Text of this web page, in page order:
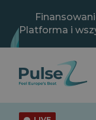
głównej
treści
Platforma i